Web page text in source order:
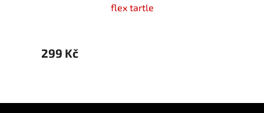
flex tartle
299 Kč